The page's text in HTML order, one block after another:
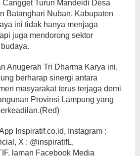
Cangget Turun Mandeidi Desa
Batanghari Nuban, Kabupaten
ini tidak hanya menjaga
juga mendorong sektor
Anugerah Tri Dharma Karya ini,
berharap sinergi antara
masyarakat terus terjaga demi
Provinsi Lampung yang
Inspiratif.co.id, Instagram :
X : @inspiratifL,
laman Facebook Media